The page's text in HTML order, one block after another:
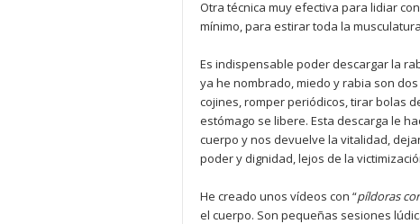
Otra técnica muy efectiva para lidiar
mínimo, para estirar toda la
Es indispensable poder descargar la
ya he nombrado, miedo y rabia son
cojines, romper periódicos, tirar bolas
estómago se libere. Esta descarga le
cuerpo y nos devuelve la vitalidad,
poder y dignidad, lejos de la
He creado unos vídeos con “píldoras
el cuerpo. Son pequeñas sesiones